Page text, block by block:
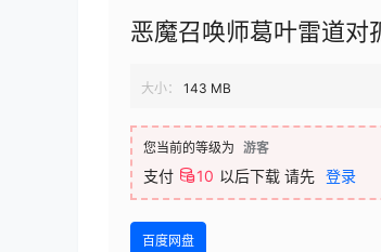
恶魔召唤师葛叶雷道对
大小： 143 MB
您当前的等级为 游客
支付 10 以后下载 请先 登录
百度网盘